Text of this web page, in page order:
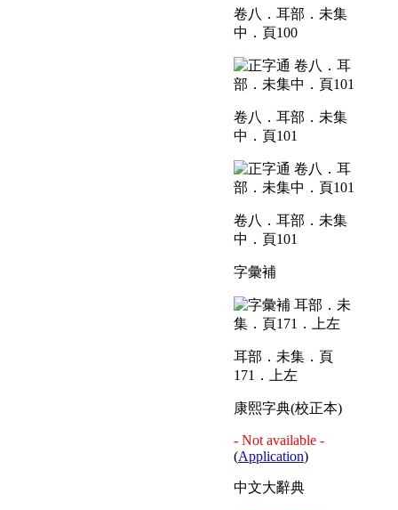
卷八．耳部．未集
中．頁100
卷八．耳部．未集
中．頁101
卷八．耳部．未集
中．頁101
字彙補
耳部．未集．頁
171．上左
康熙字典(校正本)
- Not available -
(Application)
中文大辭典